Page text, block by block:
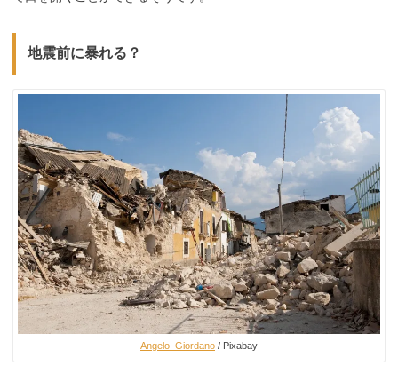
地震前に暴れる？
Angelo_Giordano / Pixabay